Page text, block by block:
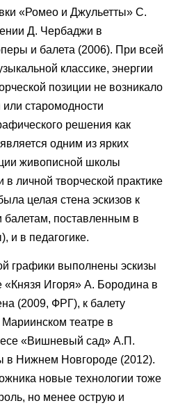
«Ромео и Джульетты» С.
Д. Чербаджи в
и балета (2006). При всей
классике, энергии
позиции не возникало
старомодности
решения как
одним из ярких
живописной школы
в личной творческой практике
целая стена эскизов к
балетам, поставленным в
и в педагогике.
графики выполнены эскизы
«Князя Игоря» А. Бородина в
(2009, ФРГ), к балету
театре в
«Вишневый сад» А.П.
в Нижнем Новгороде (2012).
новые технологии тоже
но менее острую и